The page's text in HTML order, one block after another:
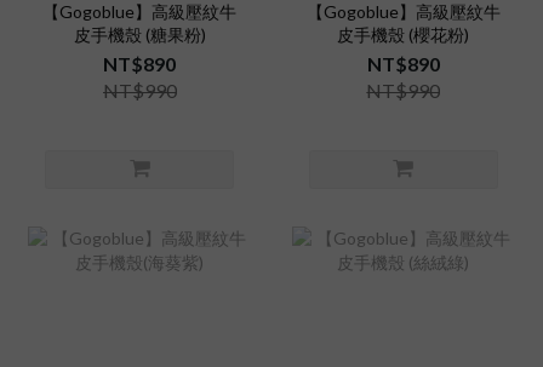
【Gogoblue】高級壓紋牛
皮手機殼 (糖果粉)
NT$890
NT$990
【Gogoblue】高級壓紋牛
皮手機殼 (櫻花粉)
NT$890
NT$990